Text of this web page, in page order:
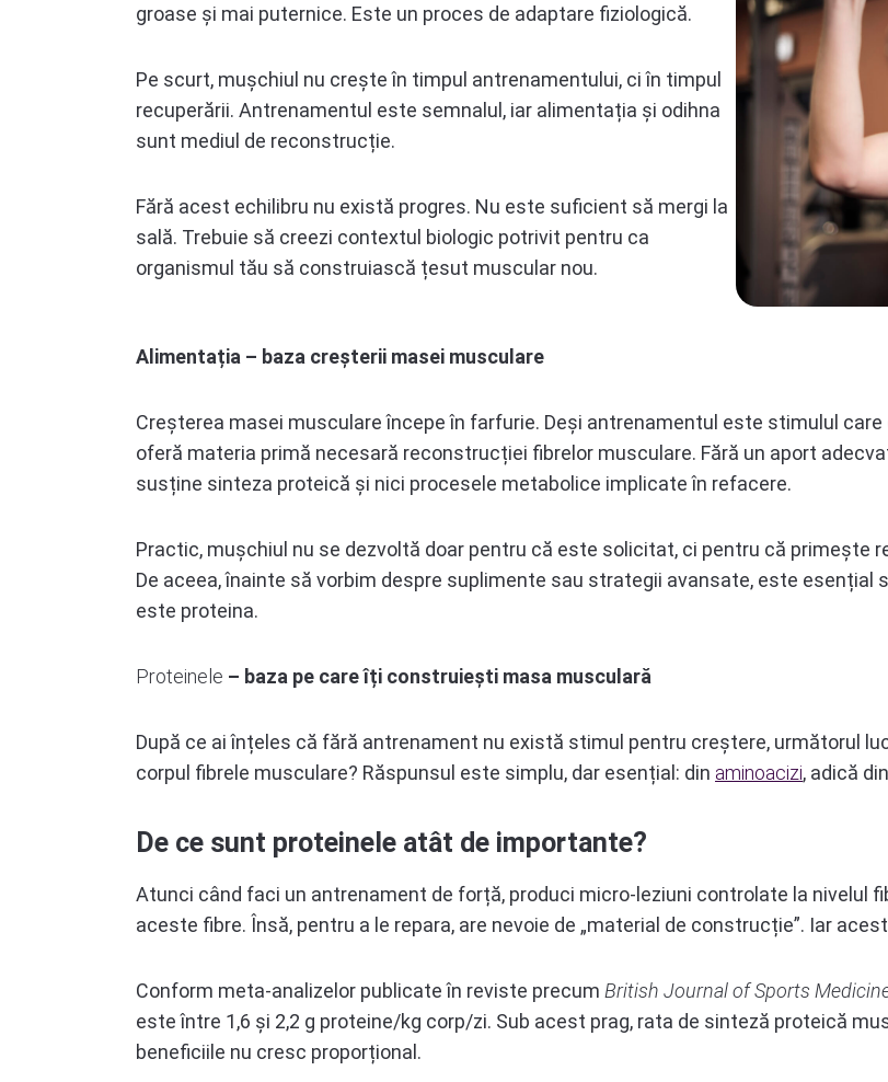
groase și mai puternice. Este un proces de adaptare fiziologică.
Pe scurt, mușchiul nu crește în timpul antrenamentului, ci în timpul
recuperării. Antrenamentul este semnalul, iar alimentația și odihna
sunt mediul de reconstrucție.
Fără acest echilibru nu există progres. Nu este suficient să mergi la
sală. Trebuie să creezi contextul biologic potrivit pentru ca
organismul tău să construiască țesut muscular nou.
Alimentația – baza creșterii masei musculare
Creșterea masei musculare începe în farfurie. Deși antrenamentul este stimulul
oferă materia primă necesară reconstrucției fibrelor musculare. Fără un aport
susține sinteza proteică și nici procesele metabolice implicate în refacere.
Practic, mușchiul nu se dezvoltă doar pentru că este solicitat, ci pentru că primește
De aceea, înainte să vorbim despre suplimente sau strategii avansate, este esențial
este proteina.
Proteinele – baza pe care îți construiești masa musculară
După ce ai înțeles că fără antrenament nu există stimul pentru creștere, următorul
corpul fibrele musculare? Răspunsul este simplu, dar esențial: din aminoacizi, adică
De ce sunt proteinele atât de importante?
Atunci când faci un antrenament de forță, produci micro-leziuni controlate la nivelul
aceste fibre. Însă, pentru a le repara, are nevoie de „material de construcție”. Iar
Conform meta-analizelor publicate în reviste precum British Journal of Sports
este între 1,6 și 2,2 g proteine/kg corp/zi. Sub acest prag, rata de sinteză proteică
beneficiile nu cresc proporțional.